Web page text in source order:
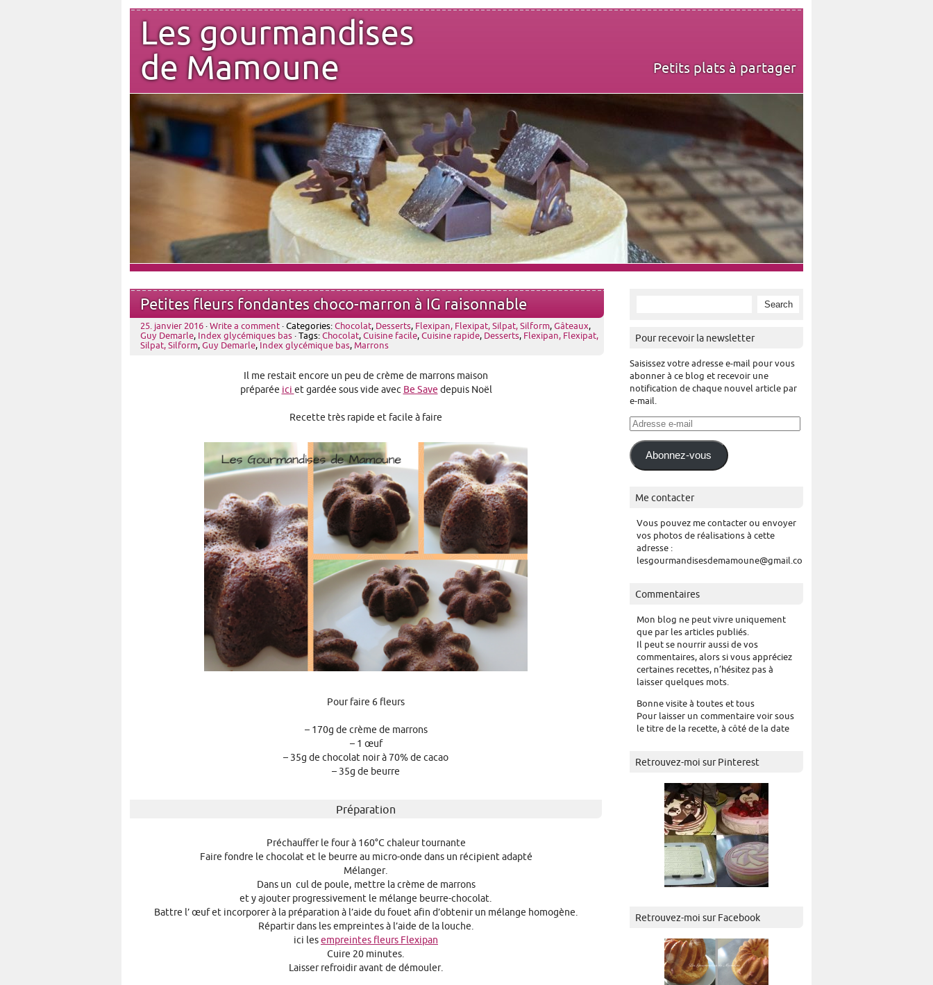
Les gourmandises
de Mamoune
Petits plats à partager
Petites fleurs fondantes choco-marron à IG raisonnable
25. janvier 2016 · Write a comment · Categories: Chocolat, Desserts, Flexipan, Flexipat, Silpat, Silform, Gâteaux,
Guy Demarle, Index glycémiques bas · Tags: Chocolat, Cuisine facile, Cuisine rapide, Desserts, Flexipan, Flexipat,
Silpat, Silform, Guy Demarle, Index glycémique bas, Marrons
Il me restait encore un peu de crème de marrons maison
préparée ici et gardée sous vide avec Be Save depuis Noël
Recette très rapide et facile à faire
Pour faire 6 fleurs
– 170g de crème de marrons
– 1 œuf
– 35g de chocolat noir à 70% de cacao
– 35g de beurre
Préparation
Préchauffer le four à 160°C chaleur tournante
Faire fondre le chocolat et le beurre au micro-onde dans un récipient adapté
Mélanger.
Dans un cul de poule, mettre la crème de marrons
et y ajouter progressivement le mélange beurre-chocolat.
Battre l’ œuf et incorporer à la préparation à l’aide du fouet afin d’obtenir un mélange homogène.
Répartir dans les empreintes à l’aide de la louche.
ici les empreintes fleurs Flexipan
Cuire 20 minutes.
Laisser refroidir avant de démouler.
Pour recevoir la newsletter
Saisissez votre adresse e-mail pour vous
abonner à ce blog et recevoir une
notification de chaque nouvel article par
e-mail.
Adresse
mail
Abonnez-vous
Me contacter
Vous pouvez me contacter ou envoyer
vos photos de réalisations à cette
adresse :
lesgourmandisesdemamoune@gmail.com
Commentaires
Mon blog ne peut vivre uniquement
que par les articles publiés.
Il peut se nourrir aussi de vos
commentaires, alors si vous appréciez
certaines recettes, n’hésitez pas à
laisser quelques mots.
Bonne visite à toutes et tous
Pour laisser un commentaire voir sous
le titre de la recette, à côté de la date
Retrouvez-moi sur Pinterest
Retrouvez-moi sur Facebook